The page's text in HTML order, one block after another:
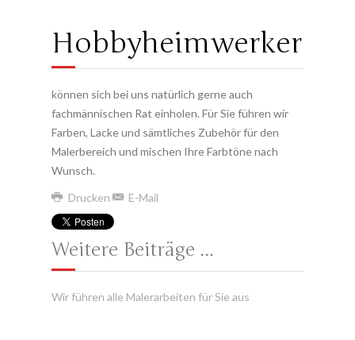
Hobbyheimwerker
können sich bei uns natürlich gerne auch
fachmännischen Rat einholen. Für Sie führen wir
Farben, Lacke und sämtliches Zubehör für den
Malerbereich und mischen Ihre Farbtöne nach
Wunsch.
Drucken
E-Mail
Weitere Beiträge ...
Wir führen alle Malerarbeiten für Sie aus